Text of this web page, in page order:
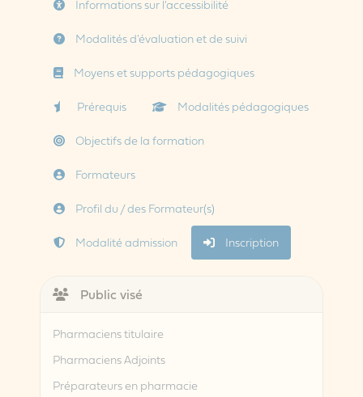
Informations sur l'accessibilité
Modalités d'évaluation et de suivi
Moyens et supports pédagogiques
Prérequis
Modalités pédagogiques
Objectifs de la formation
Formateurs
Profil du / des Formateur(s)
Modalité admission
Inscription
Public visé
Pharmaciens titulaire
Pharmaciens Adjoints
Préparateurs en pharmacie